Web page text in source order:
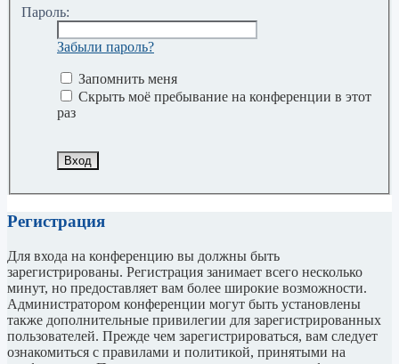
Пароль:
Забыли пароль?
Запомнить меня
Скрыть моё пребывание на конференции в этот
раз
Регистрация
Для входа на конференцию вы должны быть
зарегистрированы. Регистрация занимает всего несколько
минут, но предоставляет вам более широкие возможности.
Администратором конференции могут быть установлены
также дополнительные привилегии для зарегистрированных
пользователей. Прежде чем зарегистрироваться, вам следует
ознакомиться с правилами и политикой, принятыми на